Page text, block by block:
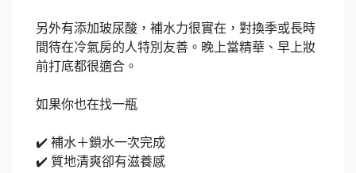
另外有添加玻尿酸，補水力很實在，對換季或長時
間待在冷氣房的人特別友善。晚上當精華、早上妝
前打底都很適合。
如果你也在找一瓶
✔️ 補水＋鎖水一次完成
✔️ 質地清爽卻有滋養感